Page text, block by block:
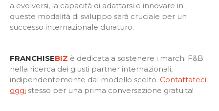
a evolversi, la capacità di adattarsi e innovare in
queste modalità di sviluppo sarà cruciale per un
successo internazionale duraturo.
FRANCHISEBIZ è dedicata a sostenere i marchi F&B
nella ricerca dei giusti partner internazionali,
indipendentemente dal modello scelto. Contattateci
oggi stesso per una prima conversazione gratuita!